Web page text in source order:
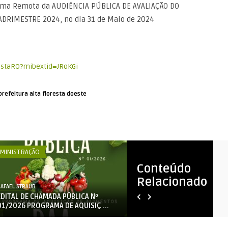
da AUDIÊNCIA PÚBLICA DE AVALIAÇÃO DO
2024, no dia 31 de Maio de 2024
alta floresta doeste
Conteúdo
Relacionado
STRAUB
DE CHAMADA PÚBLICA Nº
2026 PROGRAMA DE AQUISIÇ ...
RAFAEL STRAUB
CHAMAMENTO PÚBLICO 02-